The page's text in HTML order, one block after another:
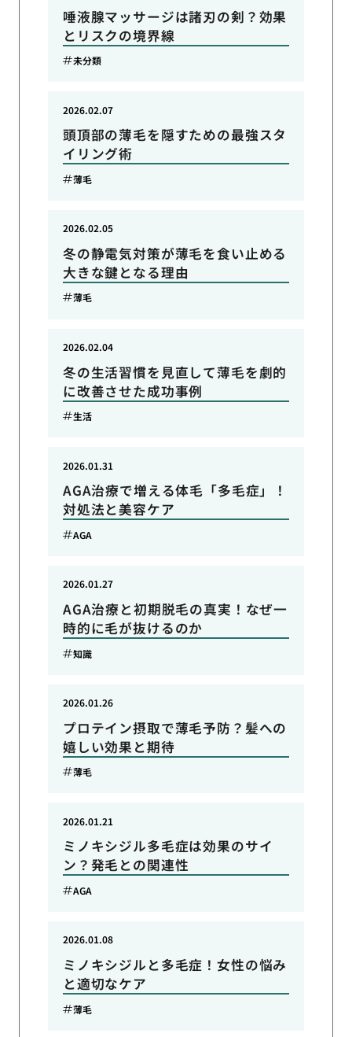
唾液腺マッサージは諸刃の剣？効果
とリスクの境界線
未分類
頭頂部の薄毛を隠すための最強スタ
イリング術
2026.02.07
薄毛
冬の静電気対策が薄毛を食い止める
大きな鍵となる理由
2026.02.05
薄毛
冬の生活習慣を見直して薄毛を劇的
に改善させた成功事例
2026.02.04
生活
AGA治療で増える体毛「多毛症」！
対処法と美容ケア
2026.01.31
AGA
AGA治療と初期脱毛の真実！なぜ一
時的に毛が抜けるのか
2026.01.27
知識
プロテイン摂取で薄毛予防？髪への
嬉しい効果と期待
2026.01.26
薄毛
ミノキシジル多毛症は効果のサイ
ン？発毛との関連性
2026.01.21
AGA
ミノキシジルと多毛症！女性の悩み
と適切なケア
2026.01.08
薄毛